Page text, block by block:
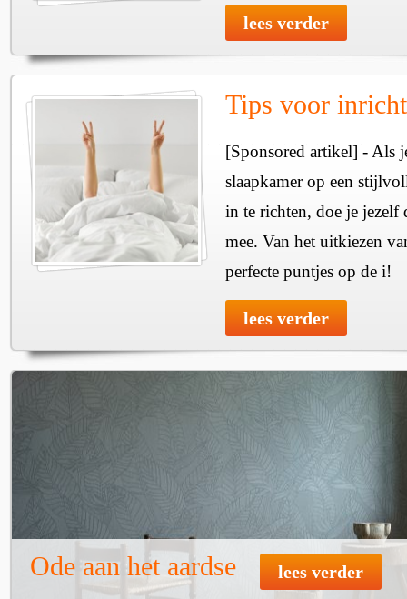
lees verder
Tips voor
[Sponsored artikel] - Als
slaapkamer op een
in te richten, doe je jezelf
mee. Van het uitkiezen
perfecte puntjes op de i!
lees verder
Ode aan het aardse lees verder